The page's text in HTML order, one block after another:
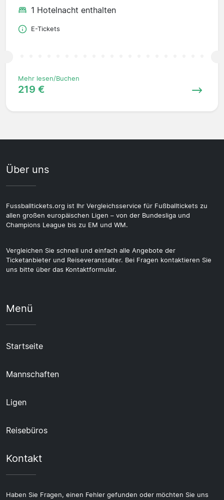
1 Hotelnacht enthalten
E-Tickets
Mehr lesen/Buchen
219 €
Über uns
Fussballtickets.org ist Ihr Vergleichsservice für Fußballtickets zu
allen großen europäischen Ligen – von der Bundesliga und
Champions League bis zu EM und WM.
Vergleichen Sie schnell und einfach alle Angebote der
Ticketanbieter und Reiseveranstalter. Bei Fragen kontaktieren Sie
uns bitte über das Kontaktformular.
Menü
Startseite
Mannschaften
Ligen
Reisebüros
Kontakt
Haben Sie Fragen, einen Fehler gefunden oder möchten Sie uns